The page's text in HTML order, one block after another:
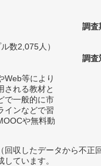
数2,075人）
Web等により
される教材と
で一般的に市
インなどで習
や無料動
調査
調査
収したデータから不正
ています。